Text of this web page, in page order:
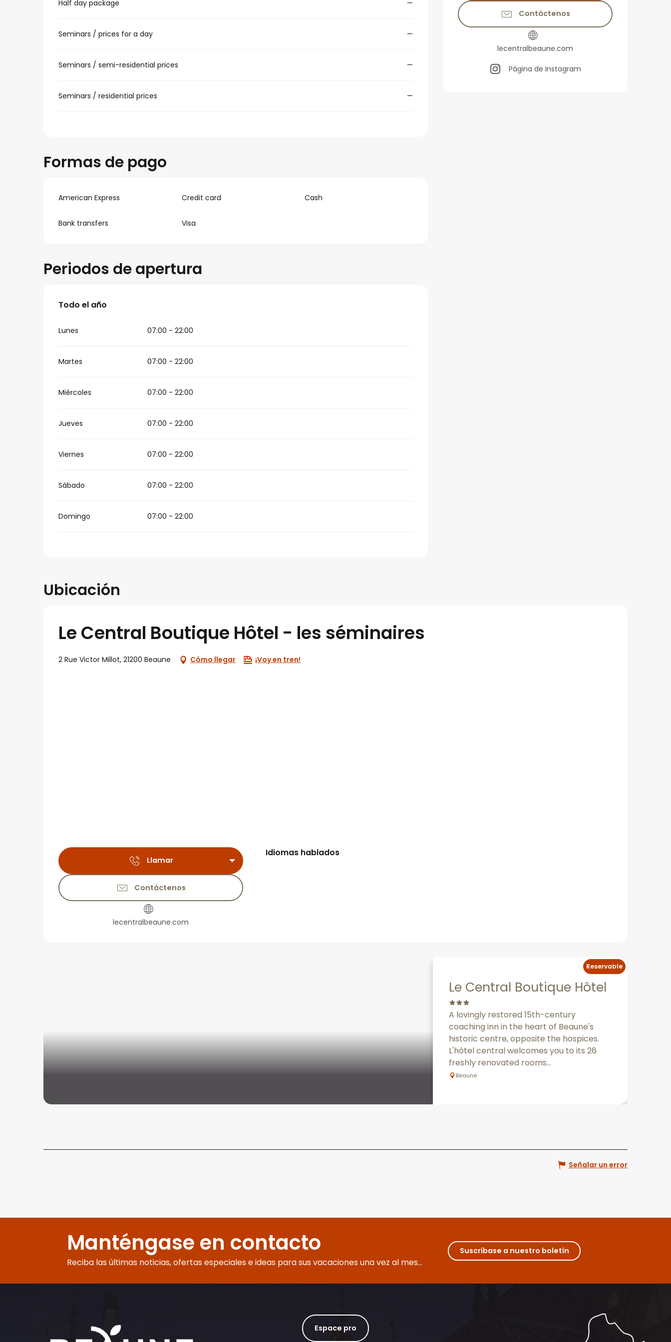
Contáctenos
lecentralbeaune.com
Página de Instagram
Half day package —
Seminars / prices for a day —
Seminars / semi-residential prices —
Seminars / residential prices —
Formas de pago
American Express Credit card Cash
Bank transfers Visa
Periodos de apertura
Todo el año
Todo el año
Lunes 07:00 - 22:00
Martes 07:00 - 22:00
Miércoles 07:00 - 22:00
Jueves 07:00 - 22:00
Viernes 07:00 - 22:00
Sábado 07:00 - 22:00
Domingo 07:00 - 22:00
Ubicación
Le Central Boutique Hôtel - les séminaires
2 Rue Victor Millot, 21200 Beaune Cómo llegar ¡Voy en tren!
Llamar
Contáctenos
lecentralbeaune.com
Idiomas hablados
Idiomas hablados
Le Central Boutique Hôtel
A lovingly restored 15th-century
coaching inn in the heart of Beaune's
historic centre, opposite the hospices.
L'hôtel central welcomes you to its 26
freshly renovated rooms...
Beaune
Reservable
Señalar un error
Manténgase en contacto
Reciba las últimas noticias, ofertas especiales e ideas para sus vacaciones una vez al mes...
Suscríbase a nuestro boletín
Espace pro